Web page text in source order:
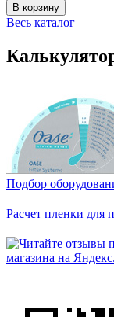
В корзину
Весь каталог
Подбор
Расчет пленки для